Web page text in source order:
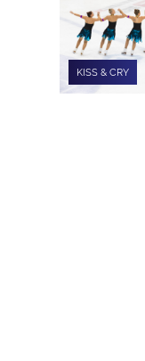
KISS & CRY